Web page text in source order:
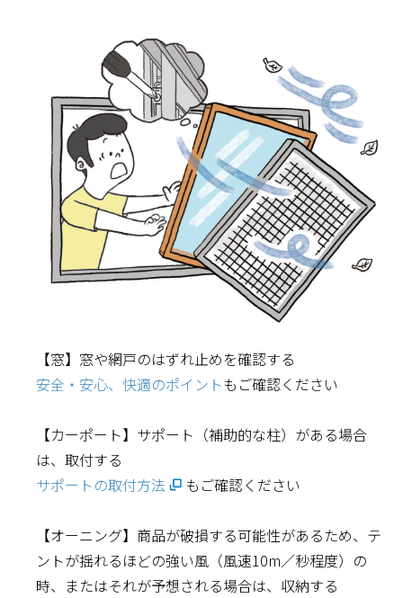
【窓】窓や網戸のはずれ止めを確認する
安全・安心、快適のポイントもご確認ください
【カーポート】サポート（補助的な柱）がある場合
は、取付する
サポートの取付方法
もご確認ください
【オーニング】商品が破損する可能性があるため、テ
ントが揺れるほどの強い風（風速10m／秒程度）の
時、またはそれが予想される場合は、収納する